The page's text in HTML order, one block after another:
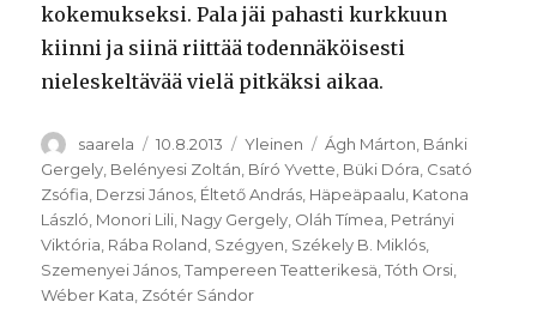
kokemukseksi. Pala jäi pahasti kurkkuun
kiinni ja siinä riittää todennäköisesti
nieleskeltävää vielä pitkäksi aikaa.
Kirjoittaja
saarela Julkaistu
10.8.2013 Kategoriat
Yleinen Avainsanat
Ágh Márton Bánki
Gergely Belényesi Zoltán Bíró Yvette Büki Dóra Csató
Zsófia Derzsi János Éltető András Häpeäpaalu Katona
László Monori Lili Nagy Gergely Oláh Tímea Petrányi
Viktória Rába Roland Szégyen Székely B. Miklós
Szemenyei János ,Tampereen Teatterikesä ,Tóth Orsi
Wéber Kata Zsótér Sándor